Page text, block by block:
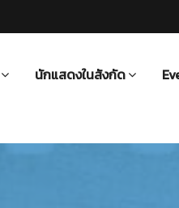
นักแสดงในสังกัด